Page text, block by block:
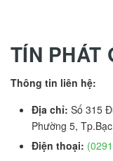
TÍN PHÁT
Thông tin liên hệ:
Địa chỉ: Số 315
Phường 5,
Điện thoại: